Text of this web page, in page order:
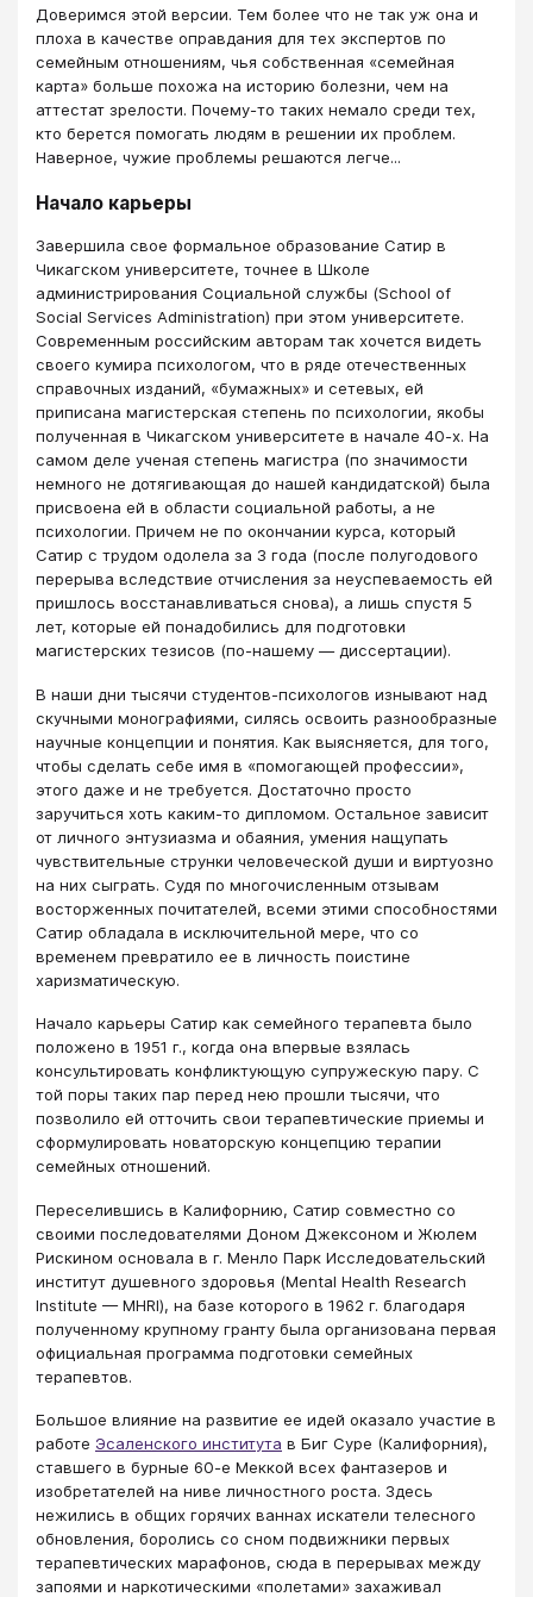
Доверимся этой версии. Тем более что не так уж она и
плоха в качестве оправдания для тех экспертов по
семейным отношениям, чья собственная «семейная
карта» больше похожа на историю болезни, чем на
аттестат зрелости. Почему-то таких немало среди тех,
кто берется помогать людям в решении их проблем.
Наверное, чужие проблемы решаются легче...
Начало карьеры
Завершила свое формальное образование Сатир в
Чикагском университете, точнее в Школе
администрирования Социальной службы (School of
Social Services Administration) при этом университете.
Современным российским авторам так хочется видеть
своего кумира психологом, что в ряде отечественных
справочных изданий, «бумажных» и сетевых, ей
приписана магистерская степень по психологии, якобы
полученная в Чикагском университете в начале 40-х. На
самом деле ученая степень магистра (по значимости
немного не дотягивающая до нашей кандидатской) была
присвоена ей в области социальной работы, а не
психологии. Причем не по окончании курса, который
Сатир с трудом одолела за 3 года (после полугодового
перерыва вследствие отчисления за неуспеваемость ей
пришлось восстанавливаться снова), а лишь спустя 5
лет, которые ей понадобились для подготовки
магистерских тезисов (по-нашему — диссертации).
В наши дни тысячи студентов-психологов изнывают над
скучными монографиями, силясь освоить разнообразные
научные концепции и понятия. Как выясняется, для того,
чтобы сделать себе имя в «помогающей профессии»,
этого даже и не требуется. Достаточно просто
заручиться хоть каким-то дипломом. Остальное зависит
от личного энтузиазма и обаяния, умения нащупать
чувствительные струнки человеческой души и виртуозно
на них сыграть. Судя по многочисленным отзывам
восторженных почитателей, всеми этими способностями
Сатир обладала в исключительной мере, что со
временем превратило ее в личность поистине
харизматическую.
Начало карьеры Сатир как семейного терапевта было
положено в 1951 г., когда она впервые взялась
консультировать конфликтующую супружескую пару. С
той поры таких пар перед нею прошли тысячи, что
позволило ей отточить свои терапевтические приемы и
сформулировать новаторскую концепцию терапии
семейных отношений.
Переселившись в Калифорнию, Сатир совместно со
своими последователями Доном Джексоном и Жюлем
Рискином основала в г. Менло Парк Исследовательский
институт душевного здоровья (Mental Health Research
Institute — MHRI), на базе которого в 1962 г. благодаря
полученному крупному гранту была организована первая
официальная программа подготовки семейных
терапевтов.
Большое влияние на развитие ее идей оказало участие в
работе Эсаленского института в Биг Суре (Калифорния),
ставшего в бурные 60-е Меккой всех фантазеров и
изобретателей на ниве личностного роста. Здесь
нежились в общих горячих ваннах искатели телесного
обновления, боролись со сном подвижники первых
терапевтических марафонов, сюда в перерывах между
запоями и наркотическими «полетами» захаживал